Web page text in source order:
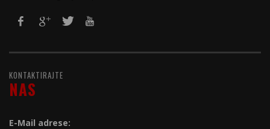
KONTAKTIRAJTE
NAS
E-Mail adrese: